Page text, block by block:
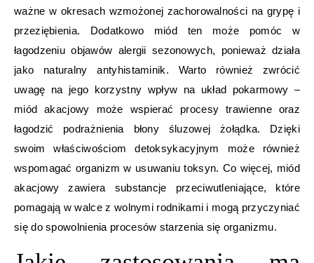
ważne w okresach wzmożonej zachorowalności na grypę i
przeziębienia. Dodatkowo miód ten może pomóc w
łagodzeniu objawów alergii sezonowych, ponieważ działa
jako naturalny antyhistaminik. Warto również zwrócić
uwagę na jego korzystny wpływ na układ pokarmowy –
miód akacjowy może wspierać procesy trawienne oraz
łagodzić podrażnienia błony śluzowej żołądka. Dzięki
swoim właściwościom detoksykacyjnym może również
wspomagać organizm w usuwaniu toksyn. Co więcej, miód
akacjowy zawiera substancje przeciwutleniające, które
pomagają w walce z wolnymi rodnikami i mogą przyczyniać
się do spowolnienia procesów starzenia się organizmu.